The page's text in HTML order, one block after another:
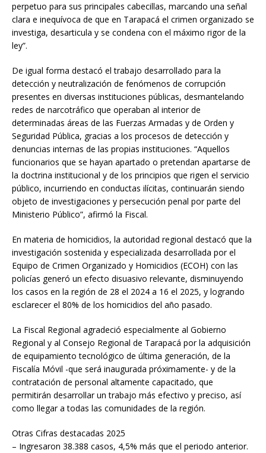
perpetuo para sus principales cabecillas, marcando una señal
clara e inequívoca de que en Tarapacá el crimen organizado se
investiga, desarticula y se condena con el máximo rigor de la
ley”.
De igual forma destacó el trabajo desarrollado para la
detección y neutralización de fenómenos de corrupción
presentes en diversas instituciones públicas, desmantelando
redes de narcotráfico que operaban al interior de
determinadas áreas de las Fuerzas Armadas y de Orden y
Seguridad Pública, gracias a los procesos de detección y
denuncias internas de las propias instituciones. “Aquellos
funcionarios que se hayan apartado o pretendan apartarse de
la doctrina institucional y de los principios que rigen el servicio
público, incurriendo en conductas ilícitas, continuarán siendo
objeto de investigaciones y persecución penal por parte del
Ministerio Público”, afirmó la Fiscal.
En materia de homicidios, la autoridad regional destacó que la
investigación sostenida y especializada desarrollada por el
Equipo de Crimen Organizado y Homicidios (ECOH) con las
policías generó un efecto disuasivo relevante, disminuyendo
los casos en la región de 28 el 2024 a 16 el 2025, y logrando
esclarecer el 80% de los homicidios del año pasado.
La Fiscal Regional agradeció especialmente al Gobierno
Regional y al Consejo Regional de Tarapacá por la adquisición
de equipamiento tecnológico de última generación, de la
Fiscalía Móvil -que será inaugurada próximamente- y de la
contratación de personal altamente capacitado, que
permitirán desarrollar un trabajo más efectivo y preciso, así
como llegar a todas las comunidades de la región.
Otras Cifras destacadas 2025
– Ingresaron 38.388 casos, 4,5% más que el periodo anterior.